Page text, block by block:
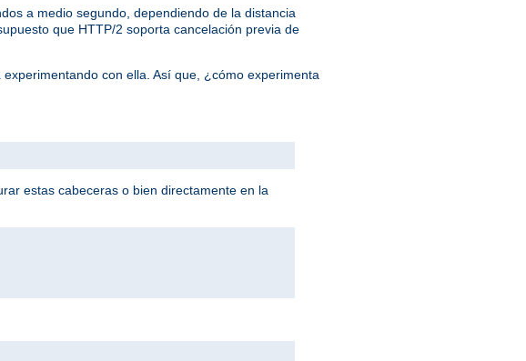
a medio segundo, dependiendo de la distancia
que HTTP/2 soporta cancelación previa de
con ella. Así que, ¿cómo experimenta
estas cabeceras o bien directamente en la